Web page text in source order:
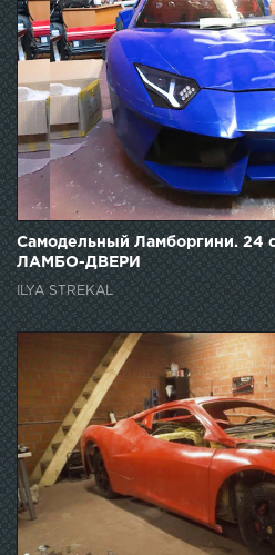
Самодельный Ламборгини.
ЛАМБО-ДВЕРИ
ILYA STREKAL